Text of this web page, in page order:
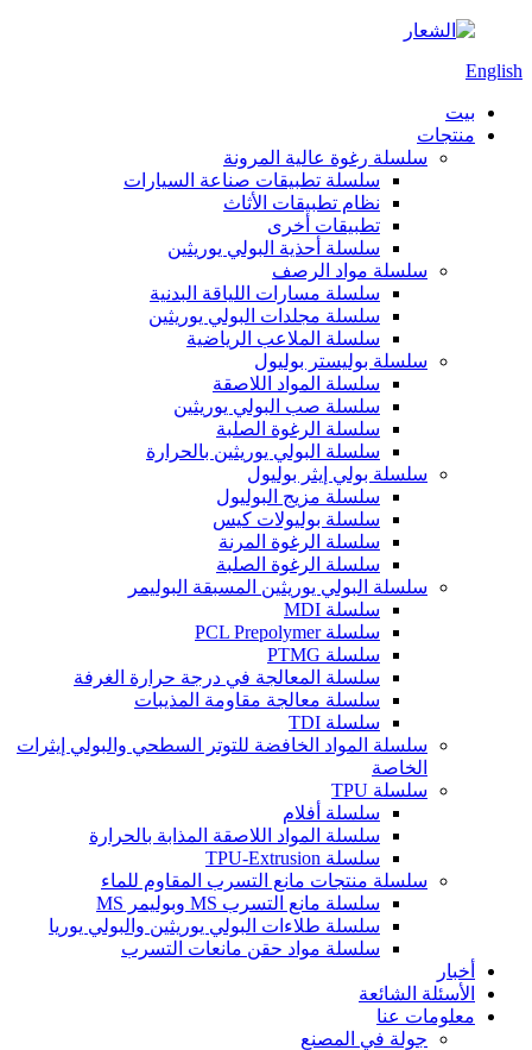
English
بيت
منتجات
سلسلة رغوة عالية المرونة
سلسلة تطبيقات صناعة السيارات
نظام تطبيقات الأثاث
تطبيقات أخرى
سلسلة أحذية البولي يوريثين
سلسلة مواد الرصف
سلسلة مسارات اللياقة البدنية
سلسلة مجلدات البولي يوريثين
سلسلة الملاعب الرياضية
سلسلة بوليستر بوليول
سلسلة المواد اللاصقة
سلسلة صب البولي يوريثين
سلسلة الرغوة الصلبة
سلسلة البولي يوريثين بالحرارة
سلسلة بولي إيثر بوليول
سلسلة مزيج البوليول
سلسلة بوليولات كيس
سلسلة الرغوة المرنة
سلسلة الرغوة الصلبة
سلسلة البولي يوريثين المسبقة البوليمر
سلسلة MDI
سلسلة PCL Prepolymer
سلسلة PTMG
سلسلة المعالجة في درجة حرارة الغرفة
سلسلة معالجة مقاومة المذيبات
سلسلة TDI
سلسلة المواد الخافضة للتوتر السطحي والبولي إيثرات
الخاصة
سلسلة TPU
سلسلة أفلام
سلسلة المواد اللاصقة المذابة بالحرارة
سلسلة TPU-Extrusion
سلسلة منتجات مانع التسرب المقاوم للماء
سلسلة مانع التسرب MS وبوليمر MS
سلسلة طلاءات البولي يوريثين والبولي يوريا
سلسلة مواد حقن مانعات التسرب
أخبار
الأسئلة الشائعة
معلومات عنا
جولة في المصنع